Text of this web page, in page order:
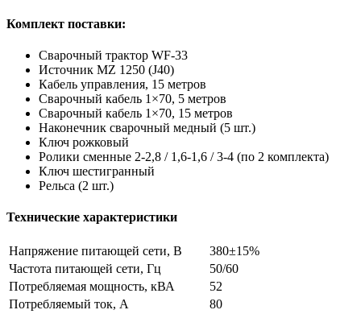
Комплект поставки:
Сварочный трактор WF-33
Источник MZ 1250 (J40)
Кабель управления, 15 метров
Сварочный кабель 1×70, 5 метров
Сварочный кабель 1×70, 15 метров
Наконечник сварочный медный (5 шт.)
Ключ рожковый
Ролики сменные 2-2,8 / 1,6-1,6 / 3-4 (по 2 комплекта)
Ключ шестигранный
Рельса (2 шт.)
Технические характеристики
Напряжение питающей сети, В
380±15%
Частота питающей сети, Гц
50/60
Потребляемая мощность, кВА
52
Потребляемый ток, А
80